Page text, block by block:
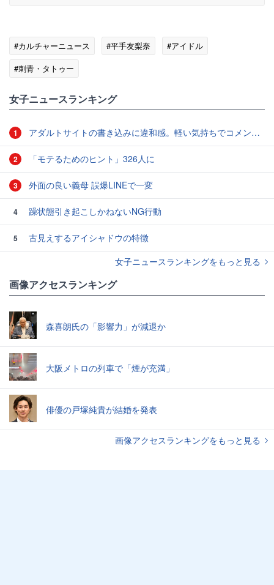
#カルチャーニュース #平手友梨奈
#アイドル
#刺青・タトゥー
女子ニュースランキング
1 アダルトサイトの書き込みに違和感。軽い気持ちでコメントしてみると…／近畿地方のある場所について（1）
2 「モテるためのヒント」326人に
3 外面の良い義母 誤爆LINEで一変
4 躁状態引き起こしかねないNG行動
5
古見えするアイシャドウの特徴
女子ニュースランキングをもっと見る
画像アクセスランキング
森喜朗氏の「影響力」が減退か
大阪メトロの列車で「煙が充満」
俳優の戸塚純貴が結婚を発表
画像アクセスランキングをもっと見る